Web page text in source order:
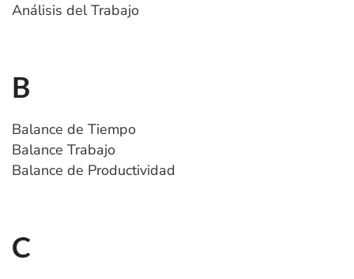
Análisis del Trabajo
B
Balance de Tiempo
Balance Trabajo
Balance de Productividad
C